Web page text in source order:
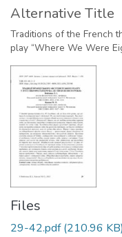
Alternative Title
Traditions of the French
play “Where We Were
Files
29-42.pdf(210.96 KB)